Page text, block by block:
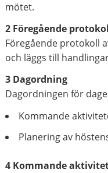
mötet.
2 Föregående
Föregående protokoll
och läggs till
3 Dagordning
Dagordningen för
Kommande
Planering av
4 Kommande